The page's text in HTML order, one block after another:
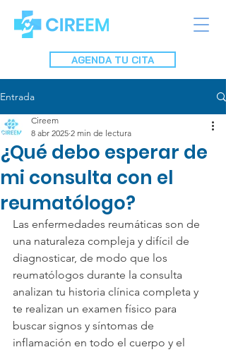
AGENDA TU CITA
Entrada
¿Qué debo esperar de
mi consulta con el
reumatólogo?
Cireem
8 abr 2025 2 min de lectura
Las enfermedades reumáticas son de
una naturaleza compleja y difícil de
diagnosticar, de modo que los
reumatólogos durante la consulta
analizan tu historia clínica completa y
te realizan un examen físico para
buscar signos y síntomas de
inflamación en todo el cuerpo y el